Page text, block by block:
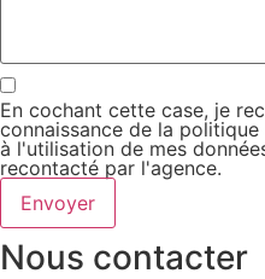
En cochant cette case, je
connaissance de la
à l'utilisation de mes
recontacté par l'agence.
Envoyer
Nous contacter